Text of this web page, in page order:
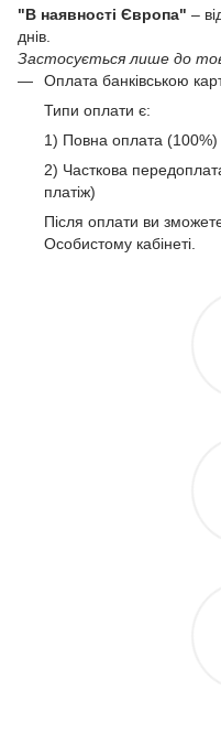
"В наявності Європа" –
днів.
Застосується лише до
Оплата банківською
Типи оплати є:
1) Повна оплата (100%)
2) Часткова
платіж)
Після оплати ви
Особистому кабінеті.